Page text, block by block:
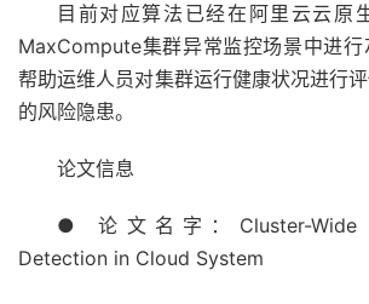
目前对应算法已经在阿里云云原
MaxCompute集群异常监控场景中进
帮助运维人员对集群运行健康状况进行
的风险隐患。
论文信息
● 论文名字：Cluster-Wide
Detection in Cloud System